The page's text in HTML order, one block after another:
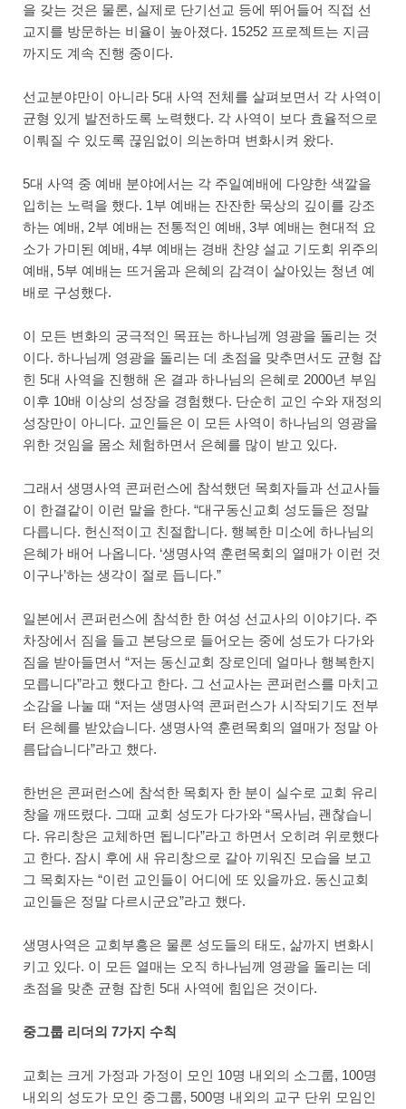
을 갖는 것은 물론, 실제로 단기선교 등에 뛰어들어 직접 선
교지를 방문하는 비율이 높아졌다. 15252 프로젝트는 지금
까지도 계속 진행 중이다.
선교분야만이 아니라 5대 사역 전체를 살펴보면서 각 사역이
균형 있게 발전하도록 노력했다. 각 사역이 보다 효율적으로
이뤄질 수 있도록 끊임없이 의논하며 변화시켜 왔다.
5대 사역 중 예배 분야에서는 각 주일예배에 다양한 색깔을
입히는 노력을 했다. 1부 예배는 잔잔한 묵상의 깊이를 강조
하는 예배, 2부 예배는 전통적인 예배, 3부 예배는 현대적 요
소가 가미된 예배, 4부 예배는 경배 찬양 설교 기도회 위주의
예배, 5부 예배는 뜨거움과 은혜의 감격이 살아있는 청년 예
배로 구성했다.
이 모든 변화의 궁극적인 목표는 하나님께 영광을 돌리는 것
이다. 하나님께 영광을 돌리는 데 초점을 맞추면서도 균형 잡
힌 5대 사역을 진행해 온 결과 하나님의 은혜로 2000년 부임
이후 10배 이상의 성장을 경험했다. 단순히 교인 수와 재정의
성장만이 아니다. 교인들은 이 모든 사역이 하나님의 영광을
위한 것임을 몸소 체험하면서 은혜를 많이 받고 있다.
그래서 생명사역 콘퍼런스에 참석했던 목회자들과 선교사들
이 한결같이 이런 말을 한다. “대구동신교회 성도들은 정말
다릅니다. 헌신적이고 친절합니다. 행복한 미소에 하나님의
은혜가 배어 나옵니다. ‘생명사역 훈련목회의 열매가 이런 것
이구나’하는 생각이 절로 듭니다.”
일본에서 콘퍼런스에 참석한 한 여성 선교사의 이야기다. 주
차장에서 짐을 들고 본당으로 들어오는 중에 성도가 다가와
짐을 받아들면서 “저는 동신교회 장로인데 얼마나 행복한지
모릅니다”라고 했다고 한다. 그 선교사는 콘퍼런스를 마치고
소감을 나눌 때 “저는 생명사역 콘퍼런스가 시작되기도 전부
터 은혜를 받았습니다. 생명사역 훈련목회의 열매가 정말 아
름답습니다”라고 했다.
한번은 콘퍼런스에 참석한 목회자 한 분이 실수로 교회 유리
창을 깨뜨렸다. 그때 교회 성도가 다가와 “목사님, 괜찮습니
다. 유리창은 교체하면 됩니다”라고 하면서 오히려 위로했다
고 한다. 잠시 후에 새 유리창으로 갈아 끼워진 모습을 보고
그 목회자는 “이런 교인들이 어디에 또 있을까요. 동신교회
교인들은 정말 다르시군요”라고 했다.
생명사역은 교회부흥은 물론 성도들의 태도, 삶까지 변화시
키고 있다. 이 모든 열매는 오직 하나님께 영광을 돌리는 데
초점을 맞춘 균형 잡힌 5대 사역에 힘입은 것이다.
중그룹 리더의 7가지 수칙
교회는 크게 가정과 가정이 모인 10명 내외의 소그룹, 100명
내외의 성도가 모인 중그룹, 500명 내외의 교구 단위 모임인